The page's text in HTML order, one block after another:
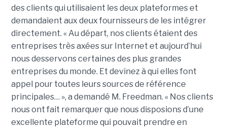
des clients qui utilisaient les deux plateformes et
demandaient aux deux fournisseurs de les intégrer
directement. « Au départ, nos clients étaient des
entreprises très axées sur Internet et aujourd’hui
nous desservons certaines des plus grandes
entreprises du monde. Et devinez à qui elles font
appel pour toutes leurs sources de référence
principales… », a demandé M. Freedman. « Nos clients
nous ont fait remarquer que nous disposions d’une
excellente plateforme qui pouvait prendre en